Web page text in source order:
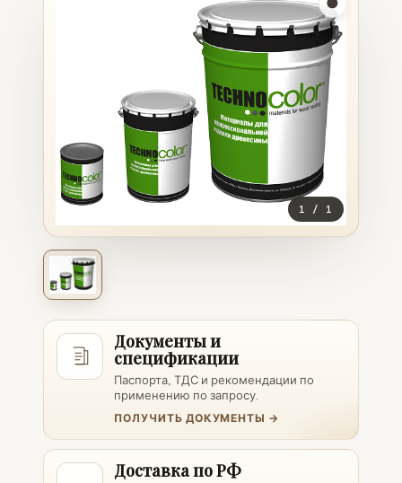
1 / 1
Документы и
спецификации
Паспорта, ТДС и рекомендации по
применению по запросу.
ПОЛУЧИТЬ ДОКУМЕНТЫ →
Доставка по РФ